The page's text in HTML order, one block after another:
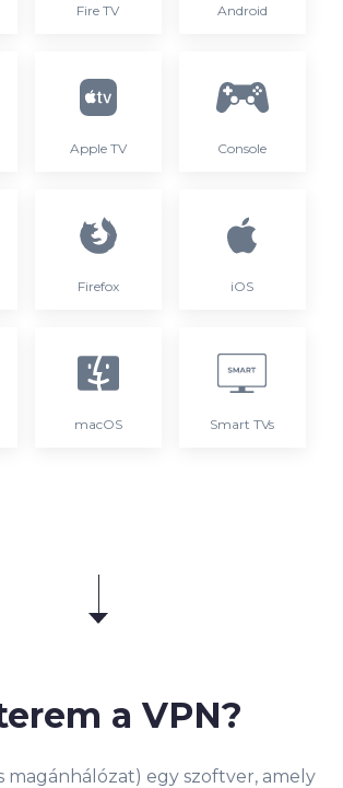
Fire TV Android
Apple TV Console
Firefox iOS
macOS Smart TVs
a VPN?
magánhálózat) egy szoftver, amely